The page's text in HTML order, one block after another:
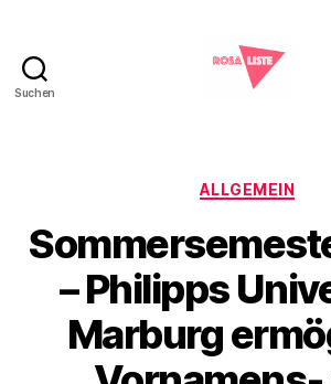
Suchen
Kategorien
ALLGEMEIN
– Philipps
Marburg